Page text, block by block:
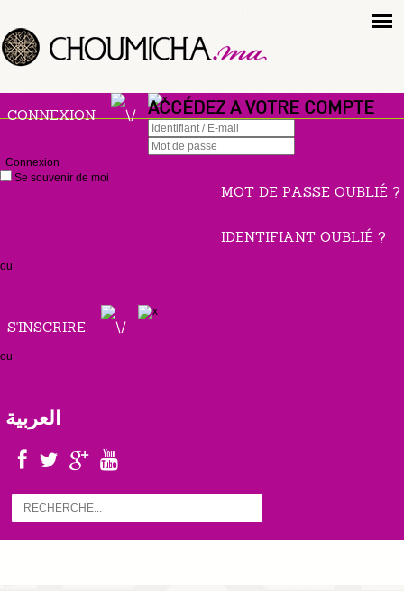
CONNEXION ACCÉDEZ A VOTRE COMPTE
Connexion
Se souvenir de moi
MOT DE PASSE OUBLIÉ ?
IDENTIFIANT OUBLIÉ ?
ou
S'INSCRIRE
ou
العربية